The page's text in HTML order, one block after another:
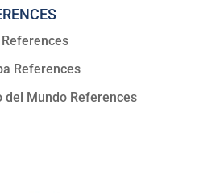
References
del Mundo References